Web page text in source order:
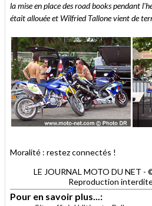
la mise en place des road books pendant
était allouée et Wilfried Tallone vient de
Moralité : restez connectés !
LE JOURNAL MOTO DU NET
Reproduction
Pour en savoir plus...: